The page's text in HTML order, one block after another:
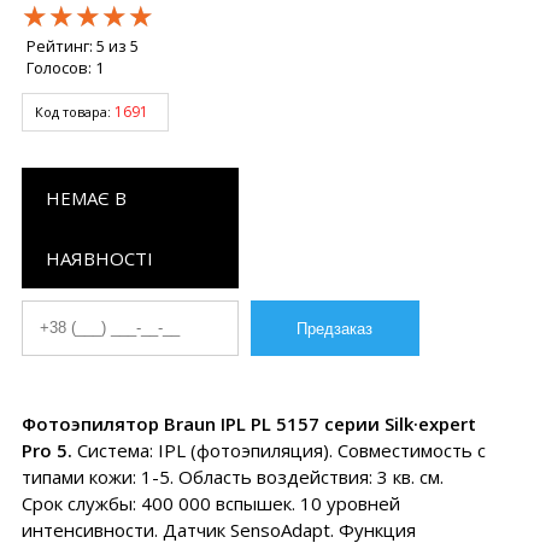
★★★★★
★★★★★
★★★★★
Рейтинг: 5 из 5
Голосов: 1
Код товара: 1691
НЕМАЄ В
НАЯВНОСТІ
Фотоэпилятор Braun IPL PL 5157 серии Silk·expert
Pro 5. Система: IPL (фотоэпиляция). Совместимость с
типами кожи: 1-5. Область воздействия: 3 кв. см.
Срок службы: 400 000 вспышек. 10 уровней
интенсивности. Датчик SensoAdapt. Функция